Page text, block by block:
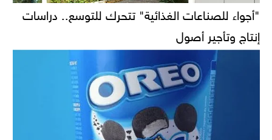
"أجواء للصناعات الغذائية" تتحرك للتوسع.. دراسات
إنتاج وتأجير أصول